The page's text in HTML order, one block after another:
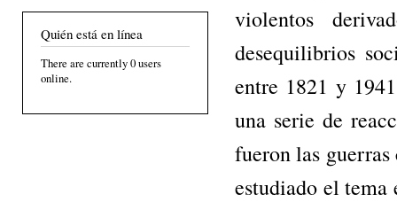
Quién está en línea
There are currently 0 users
online.
violentos
desequilibrios
entre 1821 y
una serie de
fueron las
estudiado el tema